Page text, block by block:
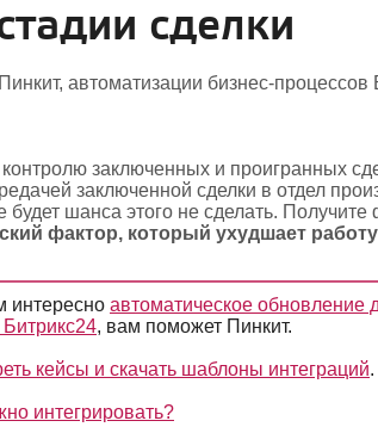
сделки
автоматизации бизнес-
заключенных и проигранных
заключенной сделки в отдел
будет шанса этого не сделать.
фактор, который ухудшает
интересно автоматическое обновление
Битрикс24, вам поможет Пинкит.
кейсы и скачать шаблоны интеграций.
интегрировать?